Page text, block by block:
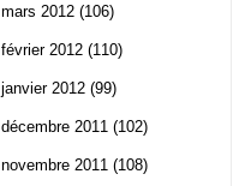
mars 2012 (106)
février 2012 (110)
janvier 2012 (99)
décembre 2011 (102)
novembre 2011 (108)